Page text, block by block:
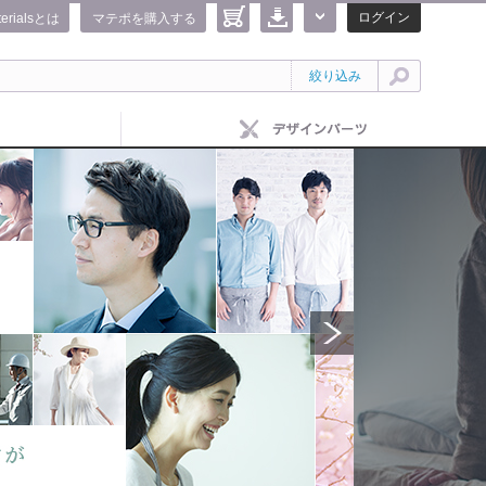
ログイン
マテポを購入する
とは
絞り込み